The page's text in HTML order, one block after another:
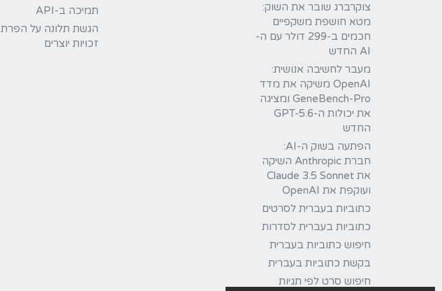
צוקרברג שובר את השוק:
מטא חושפת משקפיים
חכמים ב-299 דולר עם ה-
AI החדש
מעבר לחשיבה אנושית:
OpenAI משיקה את מדד
GeneBench-Pro ומציגה
את יכולות ה-GPT-5.6
החדש
הפתעה בשוק ה-AI:
חברת Anthropic השיקה
את Claude 3.5 Sonnet
ועוקפת את OpenAI
כתוביות בעברית לסרטים
כתוביות בעברית לסדרות
חיפוש כתוביות בעברית
בקשת כתוביות בעברית
חיפוש סרט לפי תגיות
תמיכה ב-API
הגשת תלונה על הפרת
זכויות יוצרים